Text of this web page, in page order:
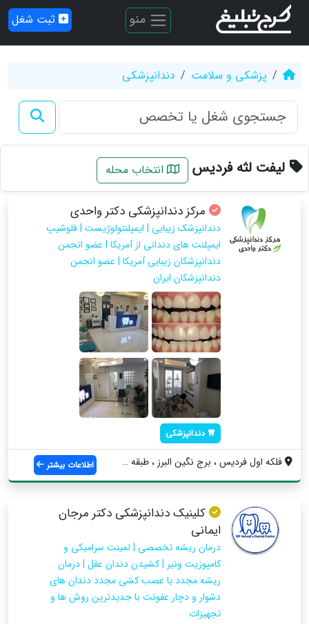
منو ثبت شغل
پزشکی و سلامت دندانپزشکی
لیفت لثه فردیس انتخاب محله
مرکز دندانپزشکی دکتر واحدی
دندانپزشک زیبایی | ایمپلنتولوژیست | فلوشیپ
ایمپلنت های دندانی از آمریکا | عضو انجمن
دندانپزشکان زیبایی آمریکا | عضو انجمن
دندانپزشکان ایران
دندانپزشکی
فلکه اول فردیس ، برج نگین البرز ، طبقه س... اطلاعات بیشتر
کلینیک دندانپزشکی دکتر مرجان
ایمانی
درمان ریشه تخصصی | لمینت سرامیکی و
کامپوزیت ونیر | کشیدن دندان عقل | درمان
ریشه مجدد یا عصب کشی مجدد دندان های
دشوار و دچار عفونت با جدیدترین روش ها و
تجهیزات